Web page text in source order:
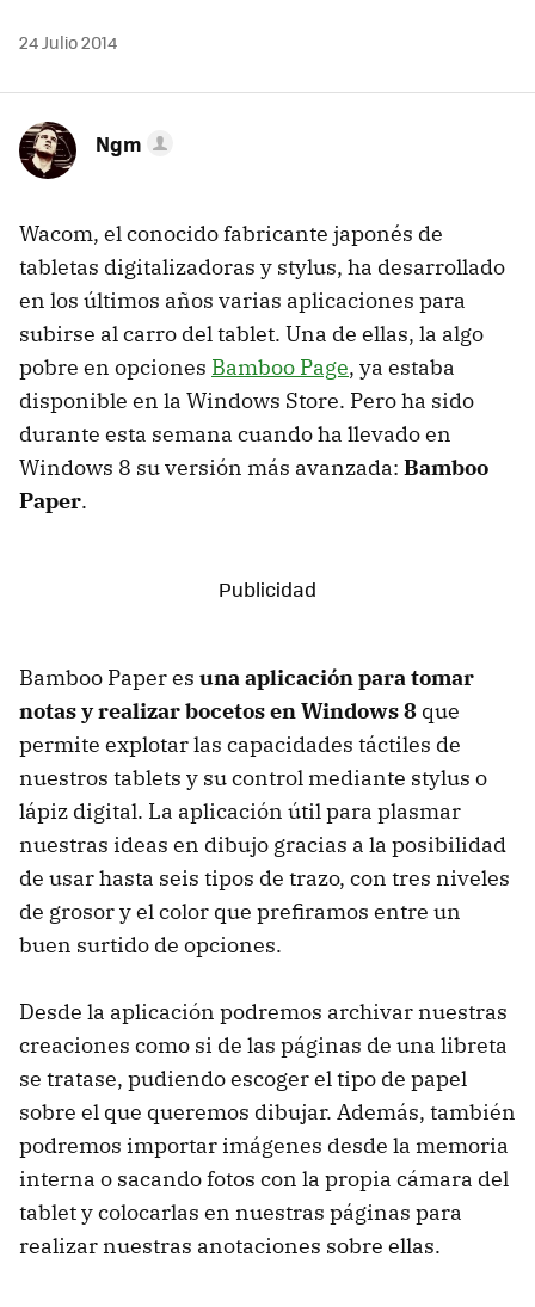
24 Julio 2014
Ngm
Wacom, el conocido fabricante japonés de
tabletas digitalizadoras y stylus, ha desarrollado
en los últimos años varias aplicaciones para
subirse al carro del tablet. Una de ellas, la algo
pobre en opciones Bamboo Page, ya estaba
disponible en la Windows Store. Pero ha sido
durante esta semana cuando ha llevado en
Windows 8 su versión más avanzada: Bamboo
Paper.
Bamboo Paper es una aplicación para tomar
notas y realizar bocetos en Windows 8 que
permite explotar las capacidades táctiles de
nuestros tablets y su control mediante stylus o
lápiz digital. La aplicación útil para plasmar
nuestras ideas en dibujo gracias a la posibilidad
de usar hasta seis tipos de trazo, con tres niveles
de grosor y el color que prefiramos entre un
buen surtido de opciones.
Desde la aplicación podremos archivar nuestras
creaciones como si de las páginas de una libreta
se tratase, pudiendo escoger el tipo de papel
sobre el que queremos dibujar. Además, también
podremos importar imágenes desde la memoria
interna o sacando fotos con la propia cámara del
tablet y colocarlas en nuestras páginas para
realizar nuestras anotaciones sobre ellas.